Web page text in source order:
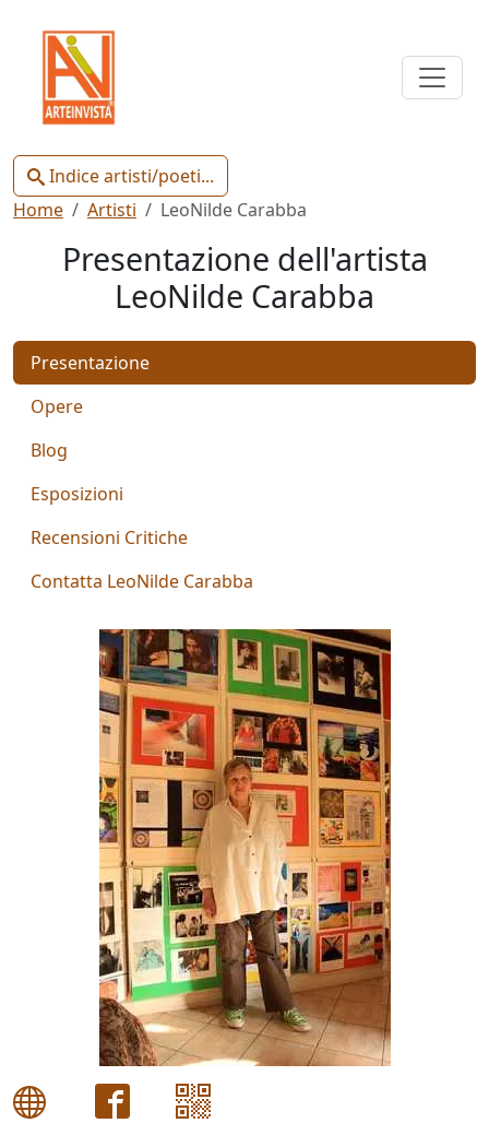
Indice artisti/poeti...
Indice
Artisti
Poeti
Artisti
Poeti
Aiolo
AJ
(Federico
Ajello)
Paolo
Avanzi
Andrés
Avré
Elisabetta
Bacci
Antonio
Bardino
Home Artisti LeoNilde Carabba
Presentazione dell'artista
LeoNilde Carabba
Presentazione
Opere
Blog
Esposizioni
Recensioni Critiche
Contatta LeoNilde Carabba